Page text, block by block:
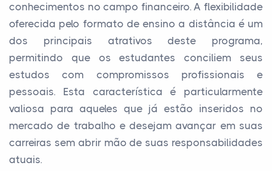
conhecimentos no campo financeiro. A flexibilidade
oferecida pelo formato de ensino a distância é um
dos principais atrativos deste programa,
permitindo que os estudantes conciliem seus
estudos com compromissos profissionais e
pessoais. Esta característica é particularmente
valiosa para aqueles que já estão inseridos no
mercado de trabalho e desejam avançar em suas
carreiras sem abrir mão de suas responsabilidades
atuais.